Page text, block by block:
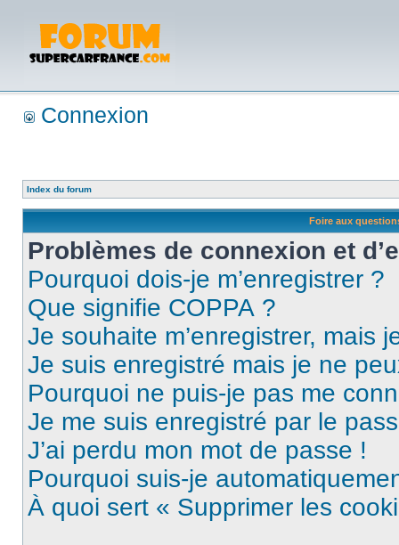
Connexion
Index du forum
Foire aux
Problèmes de connexion et
Pourquoi dois-je m’enregistrer ?
Que signifie COPPA ?
Je souhaite m’enregistrer, mais
Je suis enregistré mais je ne
Pourquoi ne puis-je pas me
Je me suis enregistré par le
J’ai perdu mon mot de passe !
Pourquoi suis-je
À quoi sert « Supprimer les